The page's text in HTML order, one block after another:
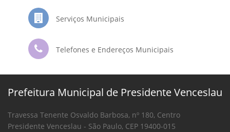
Serviços Municipais
Telefones e Endereços Municipais
Prefeitura Municipal de Presidente Venceslau
Travessa Tenente Osvaldo Barbosa, nº 180, Centro
Presidente Venceslau - São Paulo, CEP 19400-015